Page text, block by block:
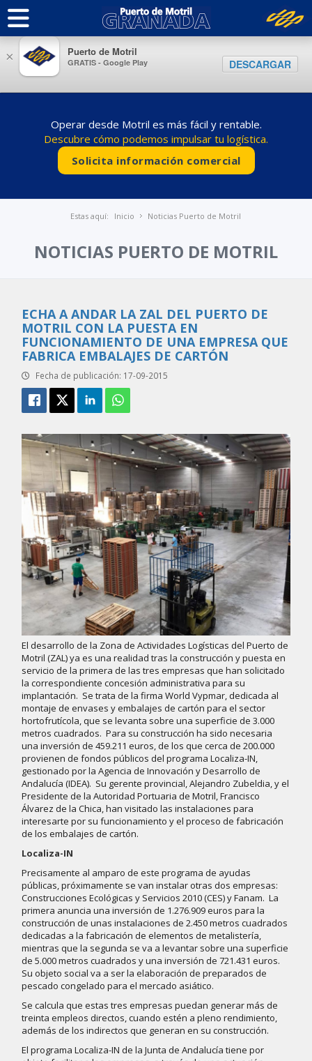
Operar desde Motril es más fácil y rentable.
Descubre cómo podemos impulsar tu logística.
Solicita información comercial
Estas aquí: Inicio Noticias Puerto de Motril
NOTICIAS PUERTO DE MOTRIL
ECHA A ANDAR LA ZAL DEL PUERTO DE
MOTRIL CON LA PUESTA EN
FUNCIONAMIENTO DE UNA EMPRESA QUE
FABRICA EMBALAJES DE CARTÓN
Fecha de publicación: 17-09-2015
El desarrollo de la Zona de Actividades Logísticas del Puerto de
Motril (ZAL) ya es una realidad tras la construcción y puesta en
servicio de la primera de las tres empresas que han solicitado
la correspondiente concesión administrativa para su
implantación. Se trata de la firma World Vypmar, dedicada al
montaje de envases y embalajes de cartón para el sector
hortofrutícola, que se levanta sobre una superficie de 3.000
metros cuadrados. Para su construcción ha sido necesaria
una inversión de 459.211 euros, de los que cerca de 200.000
provienen de fondos públicos del programa Localiza-IN,
gestionado por la Agencia de Innovación y Desarrollo de
Andalucía (IDEA). Su gerente provincial, Alejandro Zubeldia, y el
Presidente de la Autoridad Portuaria de Motril, Francisco
Álvarez de la Chica, han visitado las instalaciones para
interesarte por su funcionamiento y el proceso de fabricación
de los embalajes de cartón.
Localiza-IN
Precisamente al amparo de este programa de ayudas
públicas, próximamente se van instalar otras dos empresas:
Construcciones Ecológicas y Servicios 2010 (CES) y Fanam. La
primera anuncia una inversión de 1.276.909 euros para la
construcción de unas instalaciones de 2.450 metros cuadrados
dedicadas a la fabricación de elementos de metalistería,
mientras que la segunda se va a levantar sobre una superficie
de 5.000 metros cuadrados y una inversión de 721.431 euros.
Su objeto social va a ser la elaboración de preparados de
pescado congelado para el mercado asiático.
Se calcula que estas tres empresas puedan generar más de
treinta empleos directos, cuando estén a pleno rendimiento,
además de los indirectos que generan en su construcción.
El programa Localiza-IN de la Junta de Andalucía tiene por
× Puerto de Motril
GRATIS - Google Play DESCARGAR